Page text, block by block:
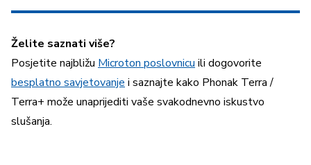
Želite saznati više?
Posjetite najbližu Microton poslovnicu ili dogovorite
besplatno savjetovanje i saznajte kako Phonak Terra /
Terra+ može unaprijediti vaše svakodnevno iskustvo
slušanja.